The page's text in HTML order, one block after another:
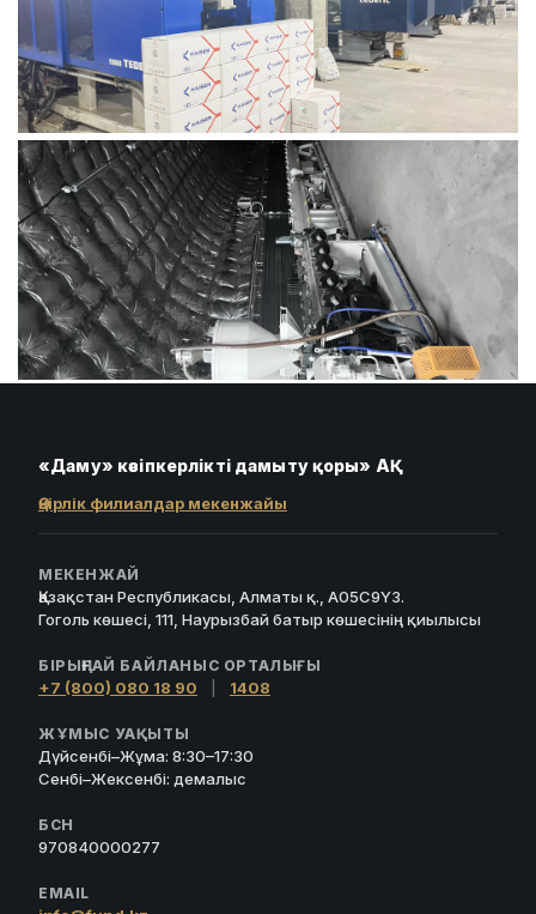
«Даму» кәсіпкерлікті дамыту қоры» АҚ
Өңірлік филиалдар мекенжайы
МЕКЕНЖАЙ
Қазақстан Республикасы, Алматы қ., A05C9Y3.
Гоголь көшесі, 111, Наурызбай батыр көшесінің қиылысы
БІРЫҢҒАЙ БАЙЛАНЫС ОРТАЛЫҒЫ
+7 (800) 080 18 90 1408
ЖҰМЫС УАҚЫТЫ
Дүйсенбі–Жұма: 8:30–17:30
Сенбі–Жексенбі: демалыс
БСН
970840000277
EMAIL